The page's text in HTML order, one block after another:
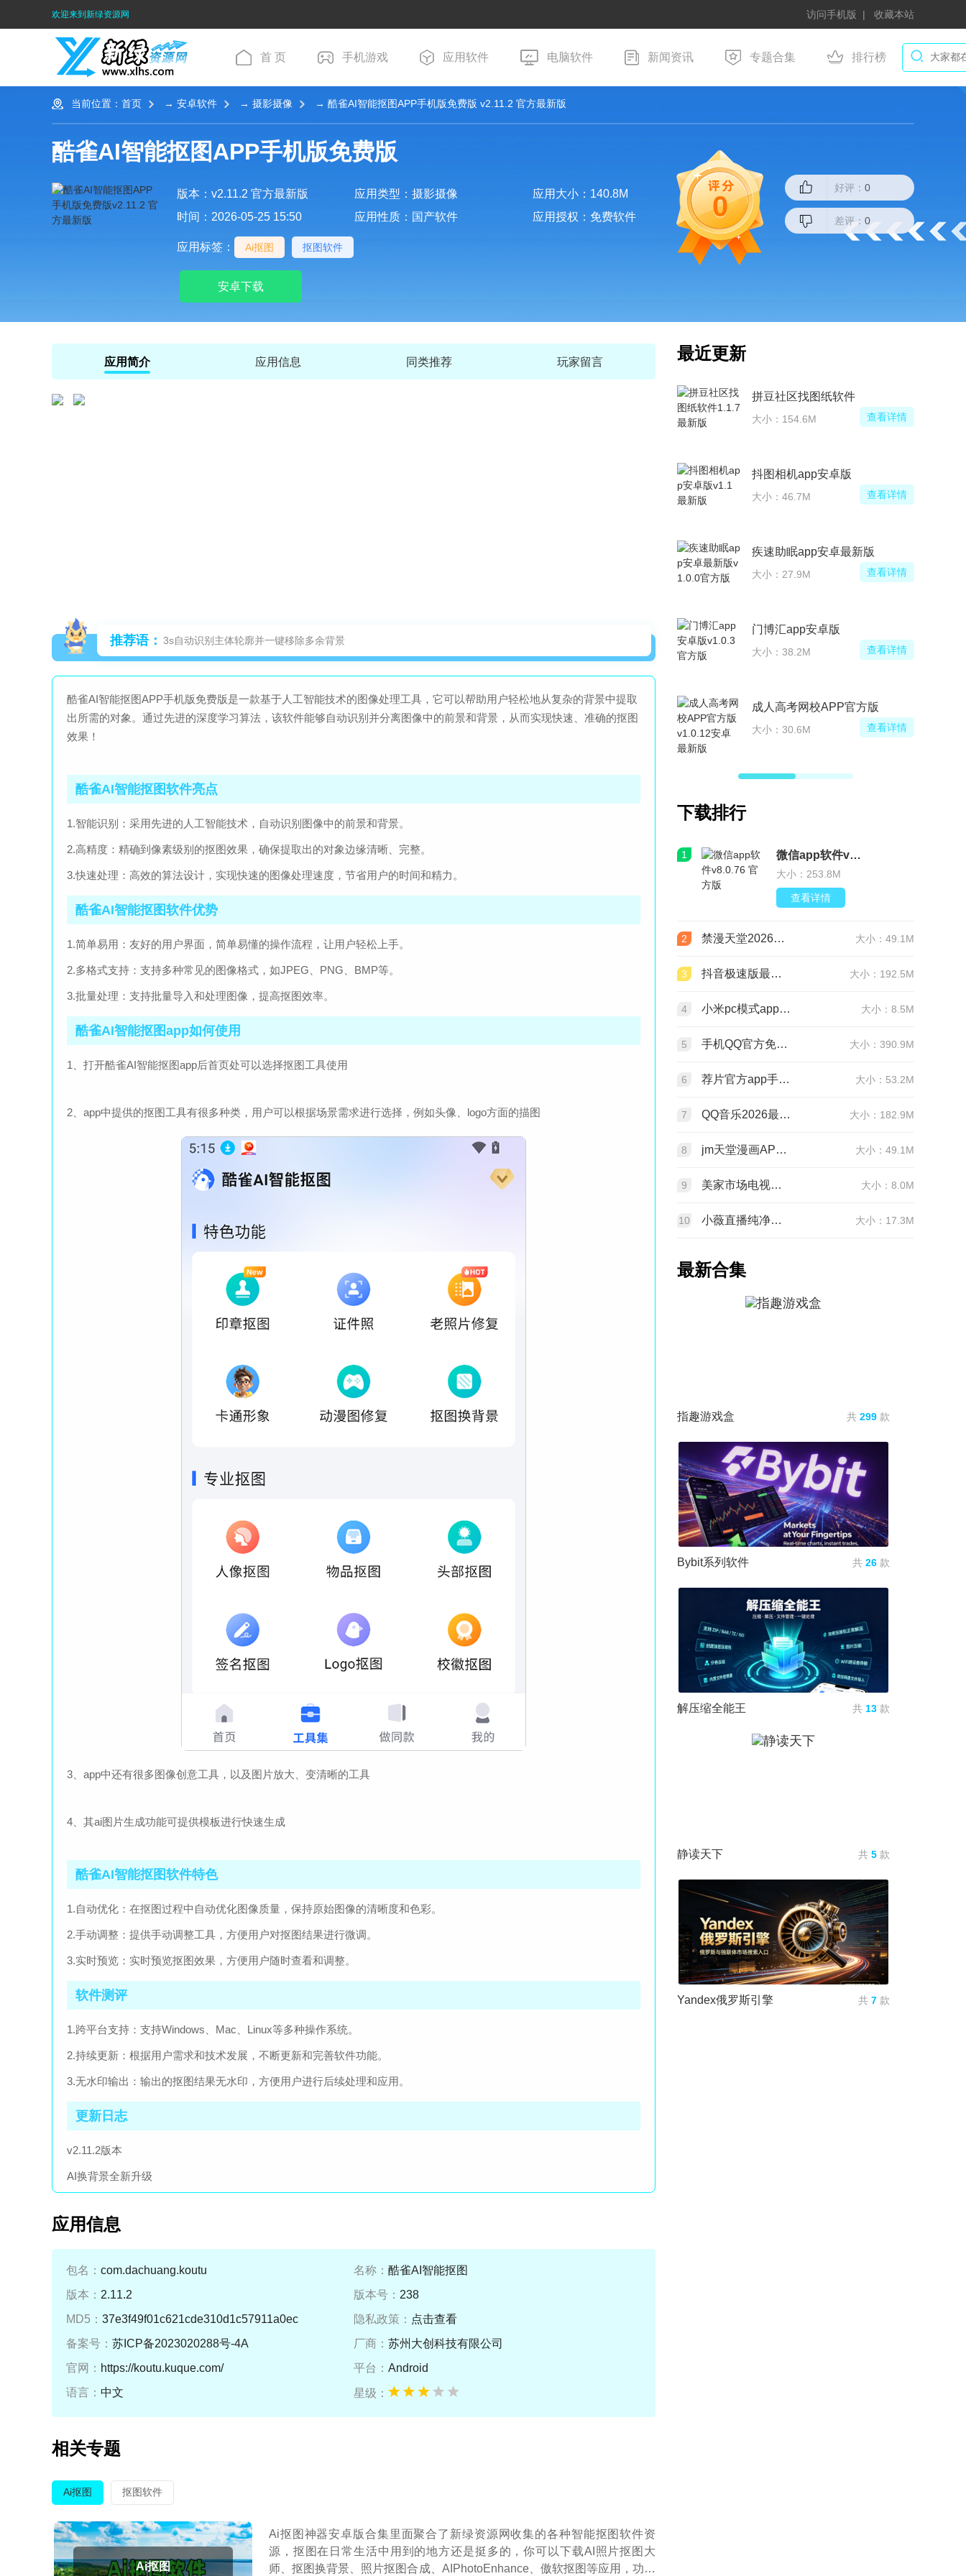
欢迎来到新绿资源网 访问手机版 收藏本站
首 页 手机游戏 应用软件 电脑软件 新闻资讯 专题合集 排行榜
当前位置： 首页 → 安卓软件 → 摄影摄像 → 酷雀AI智能抠图APP手机版免费版 v2.11.2 官方最新版
酷雀AI智能抠图APP手机版免费版
版本：v2.11.2 官方最新版 应用类型：摄影摄像
应用大小：140.8M
时间：2026-05-25 15:50
应用性质：国产软件 应用授权：免费软件
应用标签： Ai抠图 抠图软件
安卓下载
0
好评： 0
差评： 0
应用简介 应用信息 同类推荐 玩家留言
推荐语： 3s自动识别主体轮廓并一键移除多余背景
酷雀AI智能抠图APP手机版免费版是一款基于人工智能技术的图像处理工具，它可以帮助用户轻松地从复杂的背景中提取
出所需的对象。通过先进的深度学习算法，该软件能够自动识别并分离图像中的前景和背景，从而实现快速、准确的抠图
效果！
酷雀AI智能抠图软件亮点
1.智能识别：采用先进的人工智能技术，自动识别图像中的前景和背景。
2.高精度：精确到像素级别的抠图效果，确保提取出的对象边缘清晰、完整。
3.快速处理：高效的算法设计，实现快速的图像处理速度，节省用户的时间和精力。
酷雀AI智能抠图软件优势
1.简单易用：友好的用户界面，简单易懂的操作流程，让用户轻松上手。
2.多格式支持：支持多种常见的图像格式，如JPEG、PNG、BMP等。
3.批量处理：支持批量导入和处理图像，提高抠图效率。
酷雀AI智能抠图app如何使用
1、打开酷雀AI智能抠图app后首页处可以选择抠图工具使用
2、app中提供的抠图工具有很多种类，用户可以根据场景需求进行选择，例如头像、logo方面的描图
3、app中还有很多图像创意工具，以及图片放大、变清晰的工具
4、其ai图片生成功能可提供模板进行快速生成
酷雀AI智能抠图软件特色
1.自动优化：在抠图过程中自动优化图像质量，保持原始图像的清晰度和色彩。
2.手动调整：提供手动调整工具，方便用户对抠图结果进行微调。
3.实时预览：实时预览抠图效果，方便用户随时查看和调整。
软件测评
1.跨平台支持：支持Windows、Mac、Linux等多种操作系统。
2.持续更新：根据用户需求和技术发展，不断更新和完善软件功能。
3.无水印输出：输出的抠图结果无水印，方便用户进行后续处理和应用。
更新日志
v2.11.2版本
AI换背景全新升级
应用信息
包名： com.dachuang.koutu 名称： 酷雀AI智能抠图
版本： 2.11.2 版本号： 238
MD5： 37e3f49f01c621cde310d1c57911a0ec 隐私政策： 点击查看
备案号： 苏ICP备2023020288号-4A 厂商： 苏州大创科技有限公司
官网： https://koutu.kuque.com/ 平台： Android
语言： 中文 星级：
相关专题
Ai抠图 抠图软件
Ai抠图
Ai抠图神器安卓版合集里面聚合了新绿资源网收集的各种智能抠图软件资
源，抠图在日常生活中用到的地方还是挺多的，你可以下载AI照片抠图大
师、抠图换背景、照片抠图合成、AIPhotoEnhance、傲软抠图等应用，功能
最近更新
拼豆社区找图纸软件
大小：154.6M 查看详情
抖图相机app安卓版
大小：46.7M 查看详情
疾速助眠app安卓最新版
大小：27.9M 查看详情
门博汇app安卓版
大小：38.2M 查看详情
成人高考网校APP官方版
大小：30.6M 查看详情
下载排行
1 微信app软件v8.0.76 官方版
大小：253.8M
查看详情
2 禁漫天堂2026最新版安装包(JMComic3)v2.0.29安卓版 大小：49.1M
3 抖音极速版最新版本官方版2026v39.7.0安卓版 大小：192.5M
4 小米pc模式app安装包(小米pc模式beta版)v12.1.208.5平板版 大小：8.5M
5 手机QQ官方免费最新版v9.3.25 官方正版 大小：390.9M
6 荐片官方app手机最新版v4.2.5安卓版 大小：53.2M
7 QQ音乐2026最新版app20.6.5.8 官方安卓版 大小：182.9M
8 jm天堂漫画APP安装包v2.0.29安卓最新版 大小：49.1M
9 美家市场电视版安装包v3.3.1安卓TV版 大小：8.0M
10 小薇直播纯净版tv版安装包v2.7.0.6足道纯净版 大小：17.3M
最新合集
指趣游戏盒 共 299 款
Bybit系列软件 共 26 款
解压缩全能王 共 13 款
静读天下 共 5 款
Yandex俄罗斯引擎 共 7 款